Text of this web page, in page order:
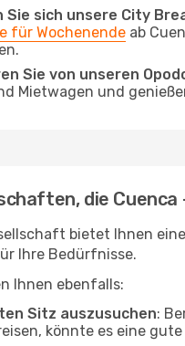
Sie sich unsere City
für Wochenende ab
Sie von unseren
Mietwagen und
die
bietet Ihnen
Ihre Bedürfnisse.
Ihnen ebenfalls:
Sitz auszusuchen:
könnte es eine